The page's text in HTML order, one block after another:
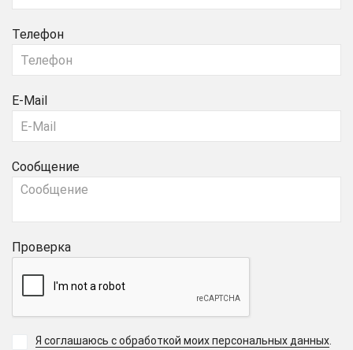
Телефон
E-Mail
Сообщение
Проверка
Я соглашаюсь с обработкой моих персональных данных